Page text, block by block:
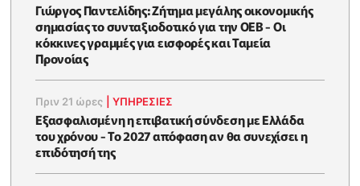
Γιώργος Παντελίδης: Ζήτημα μεγάλης οικονομικής
σημασίας το συνταξιοδοτικό για την ΟΕΒ - Οι
κόκκινες γραμμές για εισφορές και Ταμεία
Προνοίας
Πριν 21 ώρες |ΥΠΗΡΕΣΙΕΣ
Εξασφαλισμένη η επιβατική σύνδεση με Ελλάδα
του χρόνου - Το 2027 απόφαση αν θα συνεχίσει η
επιδότησή της